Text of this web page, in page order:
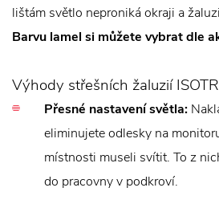
lištám světlo neproniká okraji a
Barvu lamel si můžete vybrat dle
Výhody střešních žaluzií
Přesné nastavení světla:
eliminujete odlesky na
místnosti museli svítit. To z
do pracovny v podkroví.